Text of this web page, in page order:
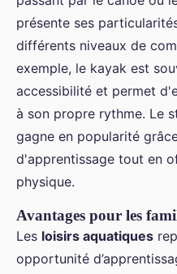
présente ses
différents niveaux de
exemple, le kayak est
accessibilité et permet
à son propre rythme. Le
gagne en popularité
d'apprentissage tout en
physique.
Avantages pour les
Les loisirs aquatiques
opportunité